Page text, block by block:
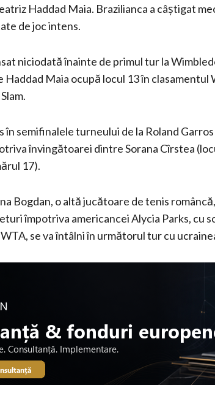
Haddad Maia. Brazilianca a câștigat
de joc intens.
niciodată înainte de primul tur la
Maia ocupă locul 13 în clasamentul
în semifinalele turneului de la Roland
învingătoarei dintre Sorana Cîrstea
17).
Bogdan, o altă jucătoare de tenis
împotriva americancei Alycia Parks, cu
se va întâlni în următorul tur cu